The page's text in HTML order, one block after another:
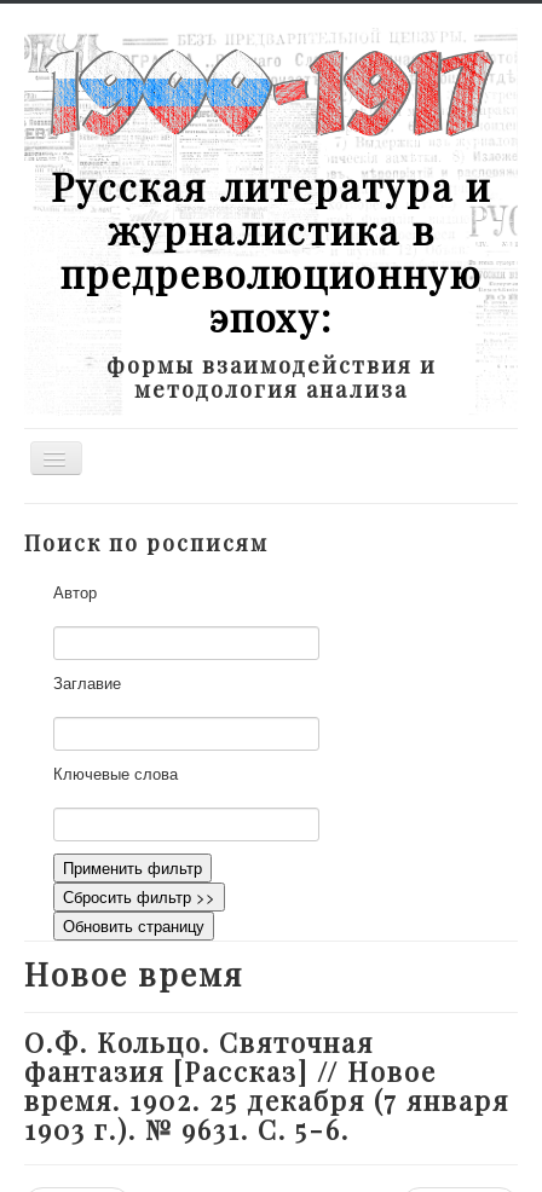
Русская литература и
журналистика в
предреволюционную
эпоху:
формы взаимодействия и
методология анализа
Toggle
Участники
Научная работа
Как работать с сайтом
Контакты
Поиск по росписям
Автор
Заглавие
Ключевые слова
Применить фильтр
Сбросить фильтр >>
Обновить страницу
Новое время
О.Ф. Кольцо. Святочная
фантазия [Рассказ] // Новое
время. 1902. 25 декабря (7 января
1903 г.). № 9631. С. 5-6.